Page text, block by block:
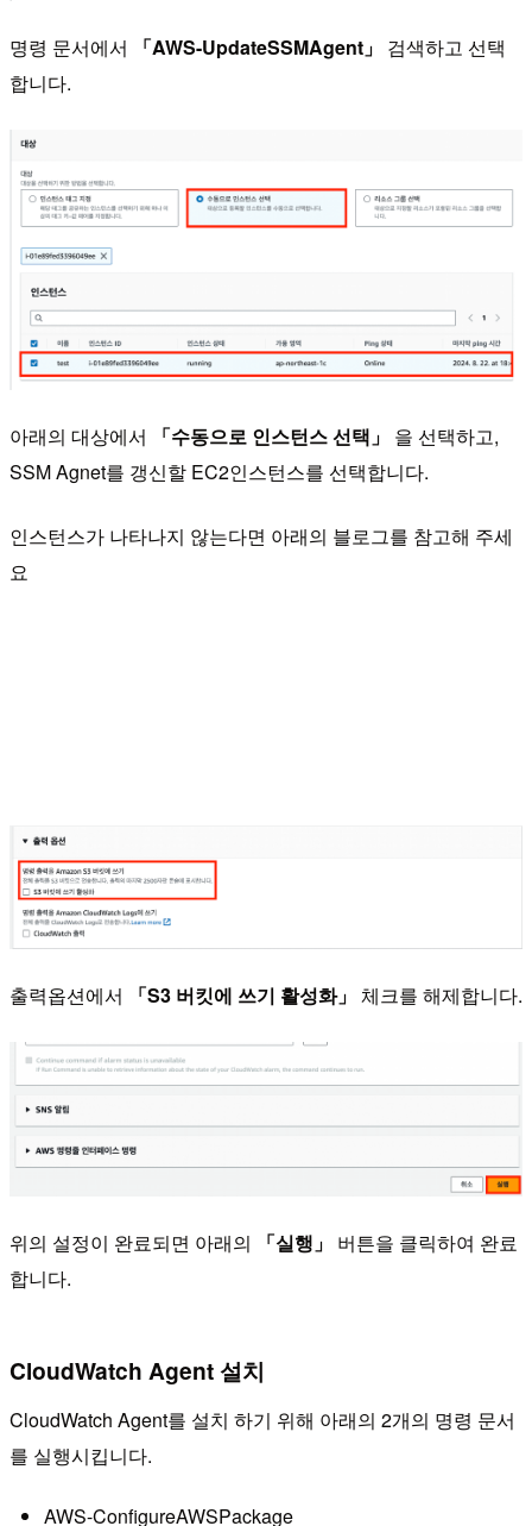
명령 문서에서 「AWS-UpdateSSMAgent」 검색하고 선택
합니다.
아래의 대상에서 「수동으로 인스턴스 선택」 을 선택하고,
SSM Agnet를 갱신할 EC2인스턴스를 선택합니다.
인스턴스가 나타나지 않는다면 아래의 블로그를 참고해 주세
요
출력옵션에서 「S3 버킷에 쓰기 활성화」 체크를 해제합니다.
위의 설정이 완료되면 아래의 「실행」 버튼을 클릭하여 완료
합니다.
CloudWatch Agent 설치
CloudWatch Agent를 설치 하기 위해 아래의 2개의 명령 문서
를 실행시킵니다.
AWS-ConfigureAWSPackage